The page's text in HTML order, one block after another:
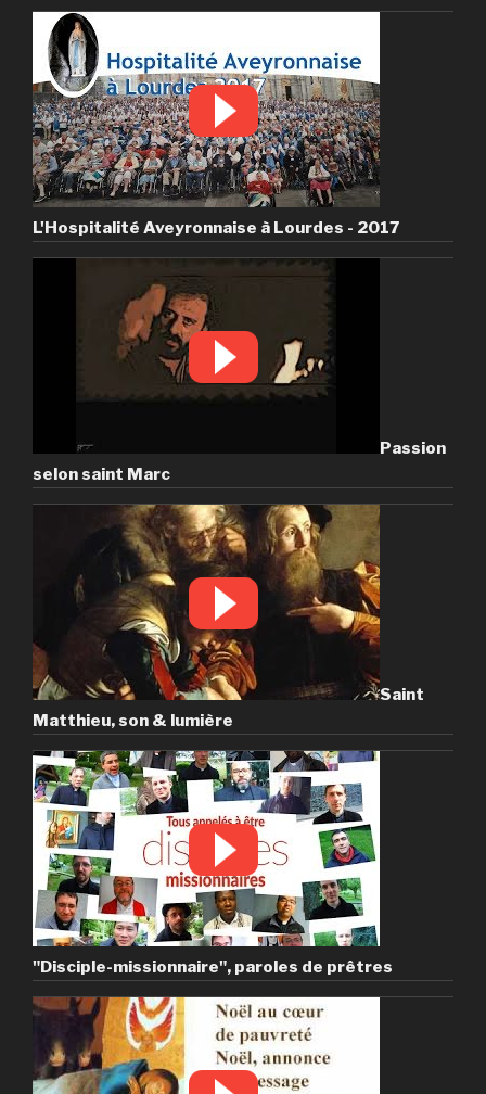
L'Hospitalité Aveyronnaise à Lourdes - 2017
Passion
selon saint Marc
Saint
Matthieu, son & lumière
"Disciple-missionnaire", paroles de prêtres